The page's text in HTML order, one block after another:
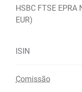
HSBC FTSE EPRA
EUR)
ISIN
Comissão